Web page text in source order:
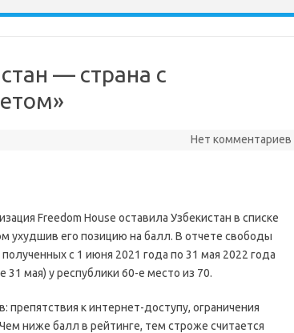
— страна с
Нет комментариев
Freedom House оставила Узбекистан в списке
ухудшив его позицию на балл. В отчете свободы
с 1 июня 2021 года по 31 мая 2022 года
мая) у республики 60-е место из 70.
препятствия к интернет-доступу, ограничения
ниже балл в рейтинге, тем строже считается